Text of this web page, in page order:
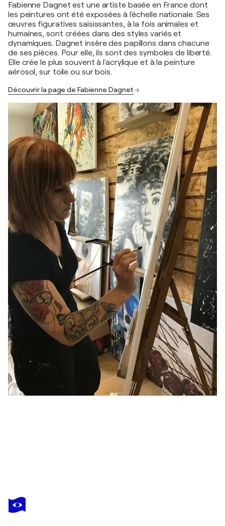
Fabienne Dagnet est une artiste basée en France dont
les peintures ont été exposées à l'échelle nationale. Ses
œuvres figuratives saisissantes, à la fois animales et
humaines, sont créées dans des styles variés et
dynamiques. Dagnet insère des papillons dans chacune
de ses pièces. Pour elle, ils sont des symboles de liberté.
Elle crée le plus souvent à l'acrylique et à la peinture
aérosol, sur toile ou sur bois.
Découvrir la page de Fabienne Dagnet
FABIENNE DAGNET
Snoopy flower